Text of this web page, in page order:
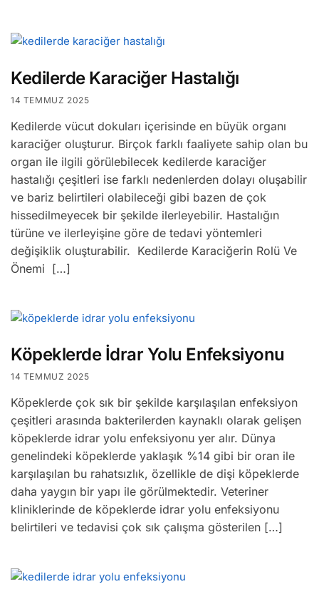
Kedilerde Karaciğer Hastalığı
14 TEMMUZ 2025
Kedilerde vücut dokuları içerisinde en büyük organı
karaciğer oluşturur. Birçok farklı faaliyete sahip olan bu
organ ile ilgili görülebilecek kedilerde karaciğer
hastalığı çeşitleri ise farklı nedenlerden dolayı oluşabilir
ve bariz belirtileri olabileceği gibi bazen de çok
hissedilmeyecek bir şekilde ilerleyebilir. Hastalığın
türüne ve ilerleyişine göre de tedavi yöntemleri
değişiklik oluşturabilir. Kedilerde Karaciğerin Rolü Ve
Önemi […]
Köpeklerde İdrar Yolu Enfeksiyonu
14 TEMMUZ 2025
Köpeklerde çok sık bir şekilde karşılaşılan enfeksiyon
çeşitleri arasında bakterilerden kaynaklı olarak gelişen
köpeklerde idrar yolu enfeksiyonu yer alır. Dünya
genelindeki köpeklerde yaklaşık %14 gibi bir oran ile
karşılaşılan bu rahatsızlık, özellikle de dişi köpeklerde
daha yaygın bir yapı ile görülmektedir. Veteriner
kliniklerinde de köpeklerde idrar yolu enfeksiyonu
belirtileri ve tedavisi çok sık çalışma gösterilen […]